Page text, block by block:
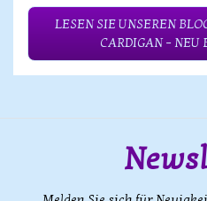
LESEN SIE UNSEREN
CARDIGAN – NEU